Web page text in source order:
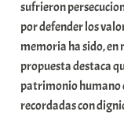
i
o
x
a
K
o
sufrieron
por defender los
memoria ha sido, en
propuesta destaca
patrimonio humano
recordadas con